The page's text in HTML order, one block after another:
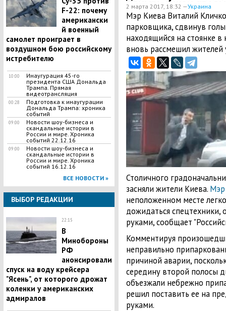
F-22: почему
американски
й военный
самолет проиграет в
воздушном бою российскому
истребителю
10:00
Инаугурация 45-го
президента США Дональда
Трампа. Прямая
видеотрансляция
00:28
Подготовка к инаугурации
Дональда Трампа: хроника
событий
09:00
Новости шоу-бизнеса и
скандальные истории в
России и мире. Хроника
событий 22.12.16
09:00
Новости шоу-бизнеса и
скандальные истории в
России и мире. Хроника
событий 16.12.16
ВСЕ НОВОСТИ »
ВЫБОР РЕДАКЦИИ
22:15
В
Минобороны
РФ
анонсировали
спуск на воду крейсера
"Ясень", от которого дрожат
коленки у американских
адмиралов
2 марта 2017, 18:32 —Украина
Мэр Киева Виталий
парковщика, сдвинув
находящийся на стоянке
вновь рассмешил жителей
Столичного
засняли жители Киева.
неположенном месте
дожидаться спецтехники,
руками, сообщает
Комментируя
неправильно
причиной аварии,
середину второй полосы
объезжали небрежно
решил поставить ее на
руками.